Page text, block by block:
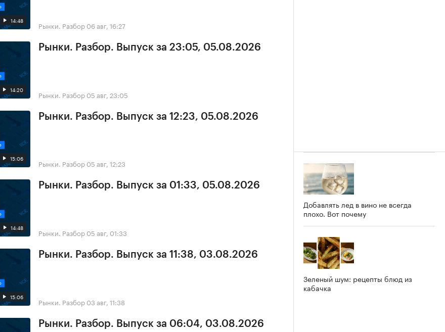
14:48 Рынки. Разбор 06 авг, 16:27
14:20
Рынки. Разбор. Выпуск за 23:05, 05.08.2026
Рынки. Разбор 05 авг, 23:05
15:06
Рынки. Разбор. Выпуск за 12:23, 05.08.2026
Рынки. Разбор 05 авг, 12:23
14:48
Рынки. Разбор. Выпуск за 01:33, 05.08.2026
Рынки. Разбор 05 авг, 01:33
15:06
Рынки. Разбор. Выпуск за 11:38, 03.08.2026
Рынки. Разбор 03 авг, 11:38
Рынки. Разбор. Выпуск за 06:04, 03.08.2026
Добавлять лед в вино не всегда
плохо. Вот почему
Зеленый шум: рецепты блюд из
кабачка